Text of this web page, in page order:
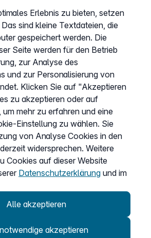
Hilfecenter
Webinare
Wissen & Ratgeber
Bandbreitengarantie
Verfügbarkeit prüfen
Barriere melden
Kündigung
Kundenportal Login
Vertrag widerrufen
Easybell-App
Anleitung
Erlebnis zu bieten, setzen
sind kleine Textdateien, die
gespeichert werden. Die
Seite werden für den Betrieb
zur Analyse des
und zur Personalisierung von
Klicken Sie auf "Akzeptieren
zu akzeptieren oder auf
mehr zu erfahren und eine
Einstellung zu wählen. Sie
von Analyse Cookies in den
widersprechen. Weitere
Cookies auf dieser Website
Datenschutzerklärung und im
Alle akzeptieren
akzeptieren